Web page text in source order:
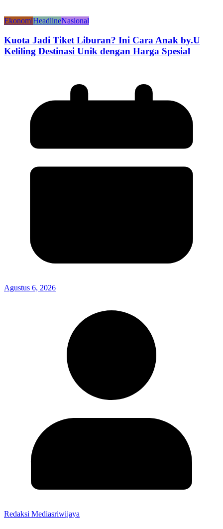
EkonomiHeadlineNasional
Kuota Jadi Tiket Liburan? Ini Cara Anak by.U
Keliling Destinasi Unik dengan Harga Spesial
Agustus 6, 2026
Redaksi Mediasriwijaya